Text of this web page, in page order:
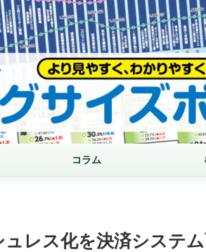
コラム
レス化を決済システ